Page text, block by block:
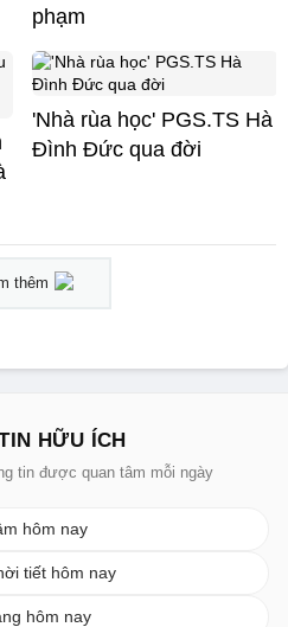
phạm
'Nhà rùa học' PGS.TS Hà
Đình Đức qua đời
thêm
HỮU ÍCH
tin được quan tâm mỗi ngày
hôm nay
tiết hôm nay
hôm nay